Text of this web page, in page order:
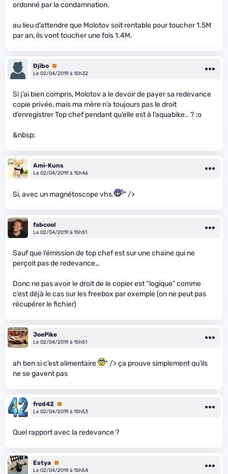
ordonné par la condamnation.
au lieu d’attendre que Molotov soit rentable pour toucher 1.5M
par an, ils vont toucher une fois 1.4M.
Djibo Premium
Le 02/04/2019 à 15h32
Si j’ai bien compris, Molotov a le devoir de payer sa redevance
copie privée, mais ma mère n’a toujours pas le droit
d’enregistrer Top chef pendant qu’elle est à l’aquabike.. ? :o
&nbsp;
Ami-Kuns
Le 02/04/2019 à 15h46
Si, avec un magnétoscope vhs. " />
fabcool
Le 02/04/2019 à 15h51
Sauf que l’émission de top chef est sur une chaine qui ne
perçoit pas de redevance…
Donc ne pas avoir le droit de le copier est “logique” comme
c’est déjà le cas sur les freebox par exemple (on ne peut pas
récupérer le fichier)
JoePike
Le 02/04/2019 à 15h51
ah ben si c’est alimentaire
" /> ça prouve simplement qu’ils
ne se gavent pas
fred42 Premium
Le 02/04/2019 à 15h53
Quel rapport avec la redevance ?
Estya Premium
Le 02/04/2019 à 15h54